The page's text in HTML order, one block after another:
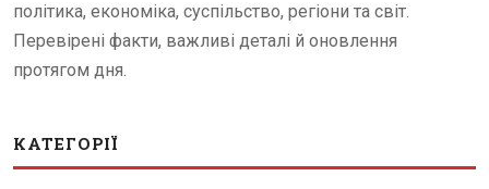
політика, економіка, суспільство, регіони та світ.
Перевірені факти, важливі деталі й оновлення
протягом дня.
КАТЕГОРІЇ